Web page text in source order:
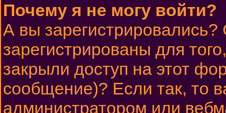
Почему я не могу войти?
А вы
зарегистрированы для
закрыли доступ на этот
сообщение)? Если так, то
администратором или